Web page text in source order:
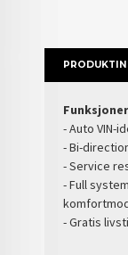
- Auto VIN-
- Bi-
- Service
- Full
- Gratis